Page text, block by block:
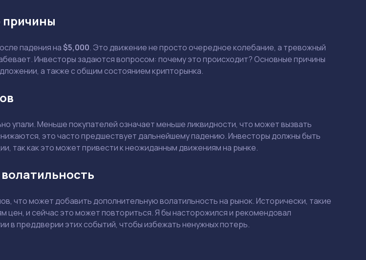
причины
падения на$5,000. Это движение не просто очередное колебание, а тревожный
Инвесторы задаются вопросом: почему это происходит? Основные причины
а также с общим состоянием крипторынка.
упали. Меньше покупателей означает меньше ликвидности, что может вызвать
это часто предшествует дальнейшему падению. Инвесторы должны быть
так как это может привести к неожиданным движениям на рынке.
что может добавить дополнительную волатильность на рынок. Исторически, такие
цен, и сейчас это может повториться. Я бы насторожился и рекомендовал
в преддверии этих событий, чтобы избежать ненужных потерь.
эксперту